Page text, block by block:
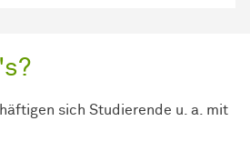
sich Studierende u. a. mit